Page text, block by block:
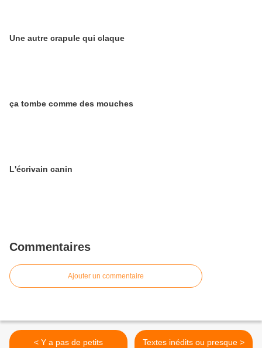
Une autre crapule qui claque
ça tombe comme des mouches
L'écrivain canin
Commentaires
Ajouter un commentaire
< Y a pas de petits
Textes inédits ou presque >